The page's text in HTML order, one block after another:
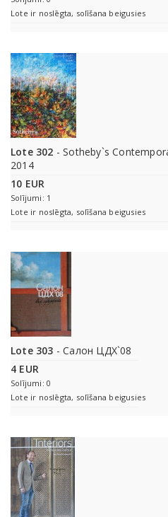
Lote ir noslēgta, solīšana beigusies
Lote 302 - Sotheby`s
2014
10 EUR
Solījumi: 1
Lote ir noslēgta, solīšana beigusies
Lote 303 - Салон ЦДХ`08
4 EUR
Solījumi: 0
Lote ir noslēgta, solīšana beigusies